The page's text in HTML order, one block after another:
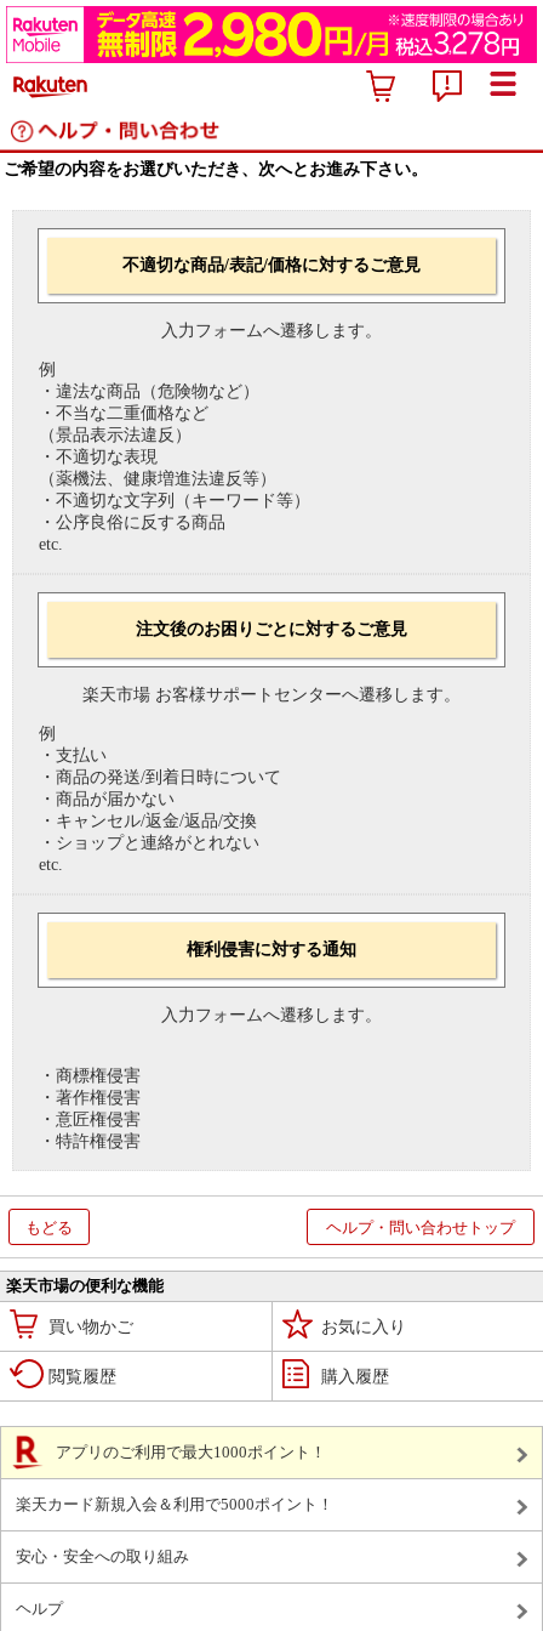
ご希望の内容をお選びいただき、次へとお進み下さい。
不適切な商品/表記/価格に対するご意見
入力フォームへ遷移します。
例
・違法な商品（危険物など）
・不当な二重価格など
（景品表示法違反）
・不適切な表現
（薬機法、健康増進法違反等）
・不適切な文字列（キーワード等）
・公序良俗に反する商品
etc.
注文後のお困りごとに対するご意見
楽天市場 お客様サポートセンターへ遷移します。
例
・支払い
・商品の発送/到着日時について
・商品が届かない
・キャンセル/返金/返品/交換
・ショップと連絡がとれない
etc.
権利侵害に対する通知
入力フォームへ遷移します。
・商標権侵害
・著作権侵害
・意匠権侵害
・特許権侵害
もどる ヘルプ・問い合わせトップ
楽天市場の便利な機能
買い物かご お気に入り
閲覧履歴 購入履歴
アプリのご利用で最大1000ポイント！
楽天カード新規入会＆利用で5000ポイント！
安心・安全への取り組み
ヘルプ